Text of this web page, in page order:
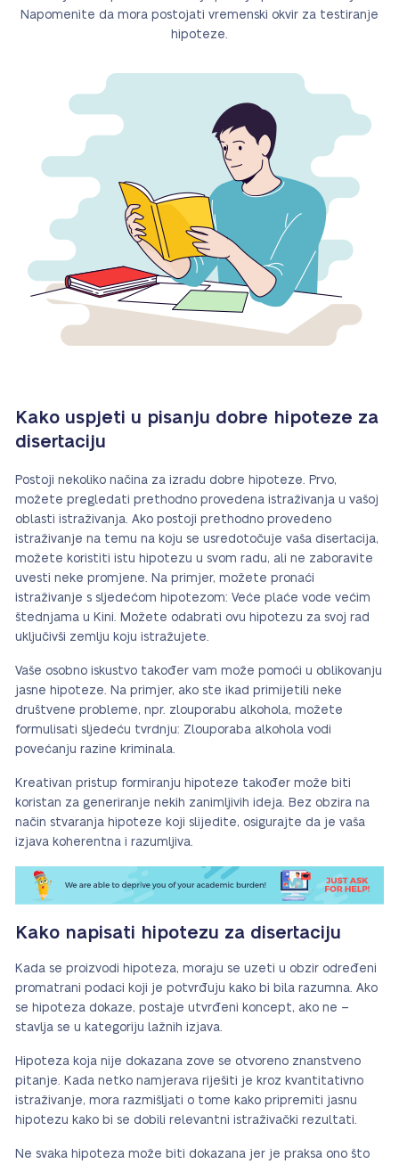
Napomenite da mora postojati vremenski okvir za testiranje
hipoteze.
Kako uspjeti u pisanju dobre hipoteze za
disertaciju
Postoji nekoliko načina za izradu dobre hipoteze. Prvo,
možete pregledati prethodno provedena istraživanja u vašoj
oblasti istraživanja. Ako postoji prethodno provedeno
istraživanje na temu na koju se usredotočuje vaša disertacija,
možete koristiti istu hipotezu u svom radu, ali ne zaboravite
uvesti neke promjene. Na primjer, možete pronaći
istraživanje s sljedećom hipotezom: Veće plaće vode većim
štednjama u Kini. Možete odabrati ovu hipotezu za svoj rad
uključivši zemlju koju istražujete.
Vaše osobno iskustvo također vam može pomoći u oblikovanju
jasne hipoteze. Na primjer, ako ste ikad primijetili neke
društvene probleme, npr. zlouporabu alkohola, možete
formulisati sljedeću tvrdnju: Zlouporaba alkohola vodi
povećanju razine kriminala.
Kreativan pristup formiranju hipoteze također može biti
koristan za generiranje nekih zanimljivih ideja. Bez obzira na
način stvaranja hipoteze koji slijedite, osigurajte da je vaša
izjava koherentna i razumljiva.
Kako napisati hipotezu za disertaciju
Kada se proizvodi hipoteza, moraju se uzeti u obzir određeni
promatrani podaci koji je potvrđuju kako bi bila razumna. Ako
se hipoteza dokaze, postaje utvrđeni koncept, ako ne –
stavlja se u kategoriju lažnih izjava.
Hipoteza koja nije dokazana zove se otvoreno znanstveno
pitanje. Kada netko namjerava riješiti je kroz kvantitativno
istraživanje, mora razmišljati o tome kako pripremiti jasnu
hipotezu kako bi se dobili relevantni istraživački rezultati.
Ne svaka hipoteza može biti dokazana jer je praksa ono što